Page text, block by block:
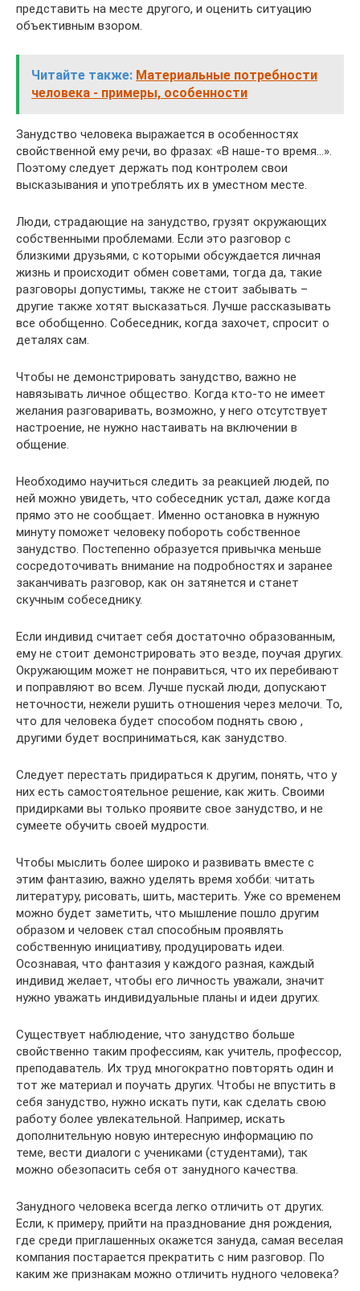
представить на месте другого, и оценить ситуацию
объективным взором.
Читайте также: Материальные потребности
человека - примеры, особенности
Занудство человека выражается в особенностях
свойственной ему речи, во фразах: «В наше-то время…».
Поэтому следует держать под контролем свои
высказывания и употреблять их в уместном месте.
Люди, страдающие на занудство, грузят окружающих
собственными проблемами. Если это разговор с
близкими друзьями, с которыми обсуждается личная
жизнь и происходит обмен советами, тогда да, такие
разговоры допустимы, также не стоит забывать –
другие также хотят высказаться. Лучше рассказывать
все обобщенно. Собеседник, когда захочет, спросит о
деталях сам.
Чтобы не демонстрировать занудство, важно не
навязывать личное общество. Когда кто-то не имеет
желания разговаривать, возможно, у него отсутствует
настроение, не нужно настаивать на включении в
общение.
Необходимо научиться следить за реакцией людей, по
ней можно увидеть, что собеседник устал, даже когда
прямо это не сообщает. Именно остановка в нужную
минуту поможет человеку побороть собственное
занудство. Постепенно образуется привычка меньше
сосредоточивать внимание на подробностях и заранее
заканчивать разговор, как он затянется и станет
скучным собеседнику.
Если индивид считает себя достаточно образованным,
ему не стоит демонстрировать это везде, поучая других.
Окружающим может не понравиться, что их перебивают
и поправляют во всем. Лучше пускай люди, допускают
неточности, нежели рушить отношения через мелочи. То,
что для человека будет способом поднять свою ,
другими будет восприниматься, как занудство.
Следует перестать придираться к другим, понять, что у
них есть самостоятельное решение, как жить. Своими
придирками вы только проявите свое занудство, и не
сумеете обучить своей мудрости.
Чтобы мыслить более широко и развивать вместе с
этим фантазию, важно уделять время хобби: читать
литературу, рисовать, шить, мастерить. Уже со временем
можно будет заметить, что мышление пошло другим
образом и человек стал способным проявлять
собственную инициативу, продуцировать идеи.
Осознавая, что фантазия у каждого разная, каждый
индивид желает, чтобы его личность уважали, значит
нужно уважать индивидуальные планы и идеи других.
Существует наблюдение, что занудство больше
свойственно таким профессиям, как учитель, профессор,
преподаватель. Их труд многократно повторять один и
тот же материал и поучать других. Чтобы не впустить в
себя занудство, нужно искать пути, как сделать свою
работу более увлекательной. Например, искать
дополнительную новую интересную информацию по
теме, вести диалоги с учениками (студентами), так
можно обезопасить себя от занудного качества.
Занудного человека всегда легко отличить от других.
Если, к примеру, прийти на празднование дня рождения,
где среди приглашенных окажется зануда, самая веселая
компания постарается прекратить с ним разговор. По
каким же признакам можно отличить нудного человека?